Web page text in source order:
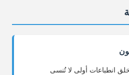
انطباعات أولى لا تُنسى